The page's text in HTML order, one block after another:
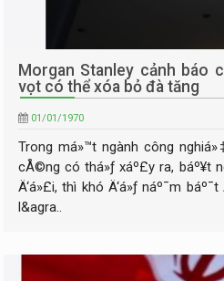
Morgan Stanley cảnh báo
vọt có thể xóa bỏ đà tăng
01/01/1970
Trong má»™t ngành công
cÅ©ng có thá»ƒ xáº£y ra, báº¥t
Ä‘á»£i, thì khó Ä‘á»ƒ náº¯m
l&agra..